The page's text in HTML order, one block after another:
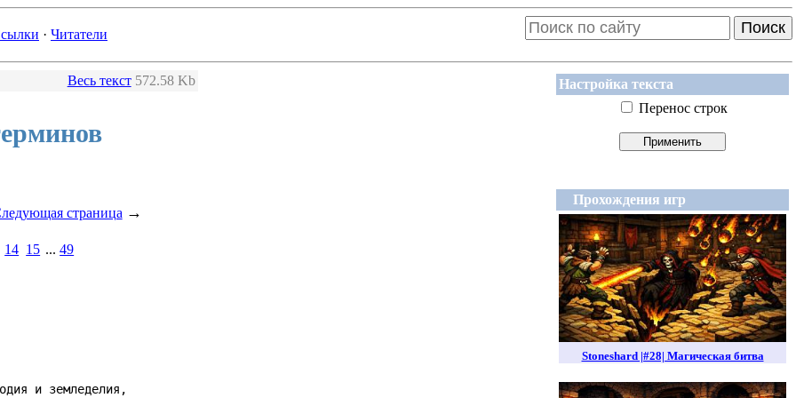
· Читатели Поиск
Настройка текста
Перенос строк
Прохождения игр
Stoneshard |#28| Магическая битва
Весь текст 572.58 Kb
страница →
14 15 ...49